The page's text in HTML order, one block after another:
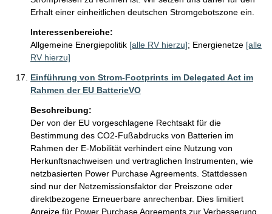
Erhalt einer einheitlichen deutschen Stromgebotszone ein.
Interessenbereiche:
Allgemeine Energiepolitik [alle RV hierzu]; Energienetze [alle
RV hierzu]
Einführung von Strom-Footprints im Delegated Act im
Rahmen der EU BatterieVO
Beschreibung:
Der von der EU vorgeschlagene Rechtsakt für die
Bestimmung des CO2-Fußabdrucks von Batterien im
Rahmen der E-Mobilität verhindert eine Nutzung von
Herkunftsnachweisen und vertraglichen Instrumenten, wie
netzbasierten Power Purchase Agreements. Stattdessen
sind nur der Netzemissionsfaktor der Preiszone oder
direktbezogene Erneuerbare anrechenbar. Dies limitiert
Anreize für Power Purchase Agreements zur Verbesserung